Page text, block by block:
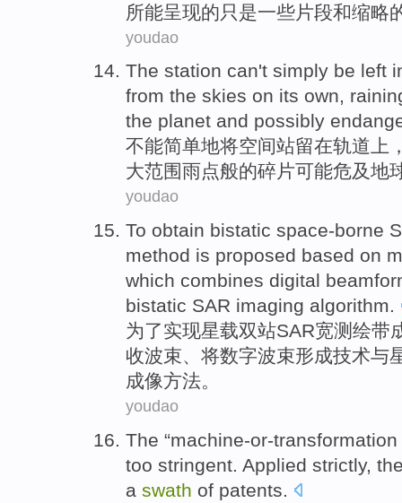
所能呈现的 只是一些片段和缩略
youdao
The station can't simply be left
from the skies on its own,
the planet and possibly
不能简单地将空间站留在轨道上
大范围雨点般的碎片可能危及地
youdao
To obtain bistatic space-borne
method is proposed based on
which combines digital
bistatic SAR imaging algorithm.
为了实现星载双站SAR宽测绘带
收波束、 将数字波束形成技术与
成像方法。
youdao
The “machine-or-transformation
too stringent. Applied strictly,
a swath of patents.